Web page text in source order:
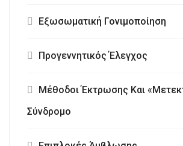
Εξωσωματική Γονιμοποίηση
Προγεννητικός Έλεγχος
Μέθοδοι Έκτρωσης Και
Σύνδρομο